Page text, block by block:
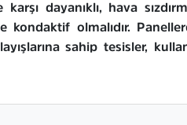
dayanıklı, hava
olmalıdır.
sahip tesisler,